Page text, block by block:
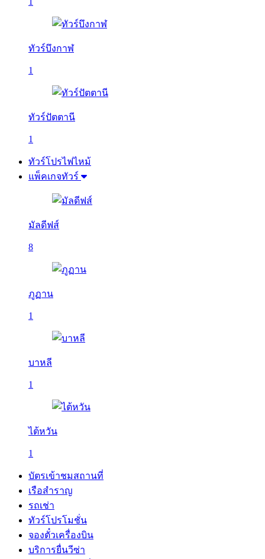
ทัวร์บึงกาฬ
1
ทัวร์ปัตตานี
1
ทัวร์โปรไฟไหม้
แพ็คเกจทัวร์
มัลดีฟส์
8
ภูฏาน
1
บาหลี
1
ไต้หวัน
1
บัตรเข้าชมสถานที่
เรือสำราญ
รถเช่า
ทัวร์โปรโมชั่น
จองตั๋วเครื่องบิน
บริการยื่นวีซ่า